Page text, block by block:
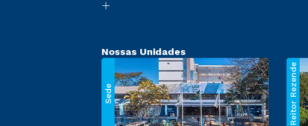
Nossas Unidades
Sede Reitor Rezende